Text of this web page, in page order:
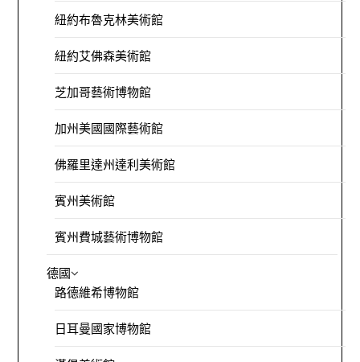
紐約布魯克林美術館
紐約艾佛森美術館
芝加哥藝術博物館
加州美國國際藝術館
佛羅里達州達利美術館
賓州美術館
賓州費城藝術博物館
德國
路德維希博物館
日耳曼國家博物館